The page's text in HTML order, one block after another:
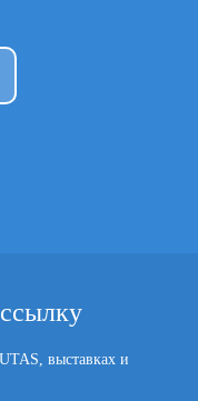
выставках и